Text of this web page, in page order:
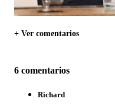
+ Ver comentarios
6 comentarios
Richard